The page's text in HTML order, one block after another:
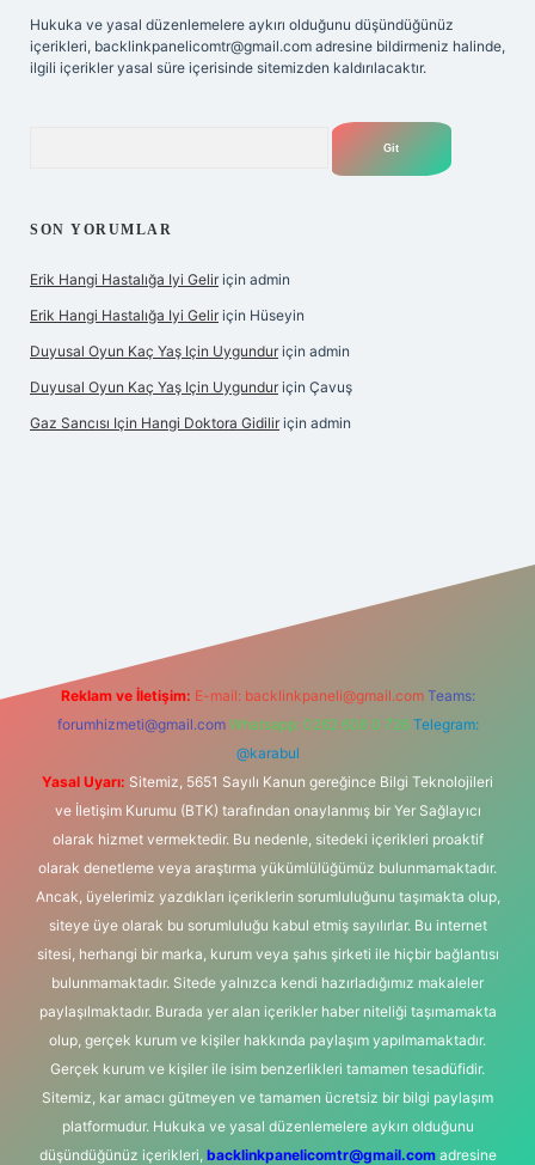
Hukuka ve yasal düzenlemelere aykırı olduğunu düşündüğünüz
içerikleri, backlinkpanelicomtr@gmail.com adresine bildirmeniz halinde,
ilgili içerikler yasal süre içerisinde sitemizden kaldırılacaktır.
SON YORUMLAR
Erik Hangi Hastalığa Iyi Gelir için admin
Erik Hangi Hastalığa Iyi Gelir için Hüseyin
Duyusal Oyun Kaç Yaş Için Uygundur için admin
Duyusal Oyun Kaç Yaş Için Uygundur için Çavuş
Gaz Sancısı Için Hangi Doktora Gidilir için admin
Reklam ve İletişim: E-mail: backlinkpaneli@gmail.com Teams:
forumhizmeti@gmail.com Whatsapp: 0262 606 0 726 Telegram:
@karabul
Yasal Uyarı: Sitemiz, 5651 Sayılı Kanun gereğince Bilgi Teknolojileri
ve İletişim Kurumu (BTK) tarafından onaylanmış bir Yer Sağlayıcı
olarak hizmet vermektedir. Bu nedenle, sitedeki içerikleri proaktif
olarak denetleme veya araştırma yükümlülüğümüz bulunmamaktadır.
Ancak, üyelerimiz yazdıkları içeriklerin sorumluluğunu taşımakta olup,
siteye üye olarak bu sorumluluğu kabul etmiş sayılırlar. Bu internet
sitesi, herhangi bir marka, kurum veya şahıs şirketi ile hiçbir bağlantısı
bulunmamaktadır. Sitede yalnızca kendi hazırladığımız makaleler
paylaşılmaktadır. Burada yer alan içerikler haber niteliği taşımamakta
olup, gerçek kurum ve kişiler hakkında paylaşım yapılmamaktadır.
Gerçek kurum ve kişiler ile isim benzerlikleri tamamen tesadüfidir.
Sitemiz, kar amacı gütmeyen ve tamamen ücretsiz bir bilgi paylaşım
platformudur. Hukuka ve yasal düzenlemelere aykırı olduğunu
düşündüğünüz içerikleri, backlinkpanelicomtr@gmail.comadresine